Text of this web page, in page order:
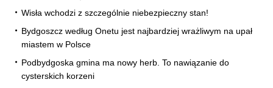
Wisła wchodzi z szczególnie niebezpieczny stan!
Bydgoszcz według Onetu jest najbardziej wrażliwym na upał
miastem w Polsce
Podbydgoska gmina ma nowy herb. To nawiązanie do
cysterskich korzeni